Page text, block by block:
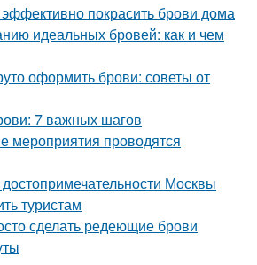
покрасить брови дома
идеальных бровей: как и чем
оформить брови: советы от
7 важных шагов
мероприятия проводятся
Москвы
туристам
сделать редеющие брови